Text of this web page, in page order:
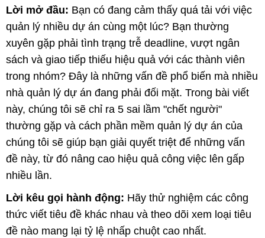
Lời mở đầu: Bạn có đang cảm thấy quá tải với việc
quản lý nhiều dự án cùng một lúc? Bạn thường
xuyên gặp phải tình trạng trễ deadline, vượt ngân
sách và giao tiếp thiếu hiệu quả với các thành viên
trong nhóm? Đây là những vấn đề phổ biến mà nhiều
nhà quản lý dự án đang phải đối mặt. Trong bài viết
này, chúng tôi sẽ chỉ ra 5 sai lầm "chết người"
thường gặp và cách phần mềm quản lý dự án của
chúng tôi sẽ giúp bạn giải quyết triệt để những vấn
đề này, từ đó nâng cao hiệu quả công việc lên gấp
nhiều lần.
Lời kêu gọi hành động: Hãy thử nghiệm các công
thức viết tiêu đề khác nhau và theo dõi xem loại tiêu
đề nào mang lại tỷ lệ nhấp chuột cao nhất.